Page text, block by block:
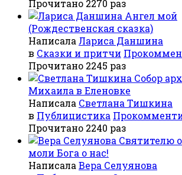
Прочитано 2270 раз
Ангел мой
(Рождественская сказка)
НаписалаЛариса Даншина
в Сказки и притчи
Прочитано 2245 раз
Собор
Михаила в Еленовке
Написала Светлана Тишкина
в Публицистика
Прочитано 2240 раз
Святителю
моли Бога о нас!
НаписалаВера Селуянова